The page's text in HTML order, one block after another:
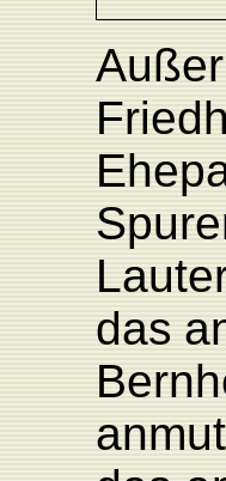
Außer
F
L
das